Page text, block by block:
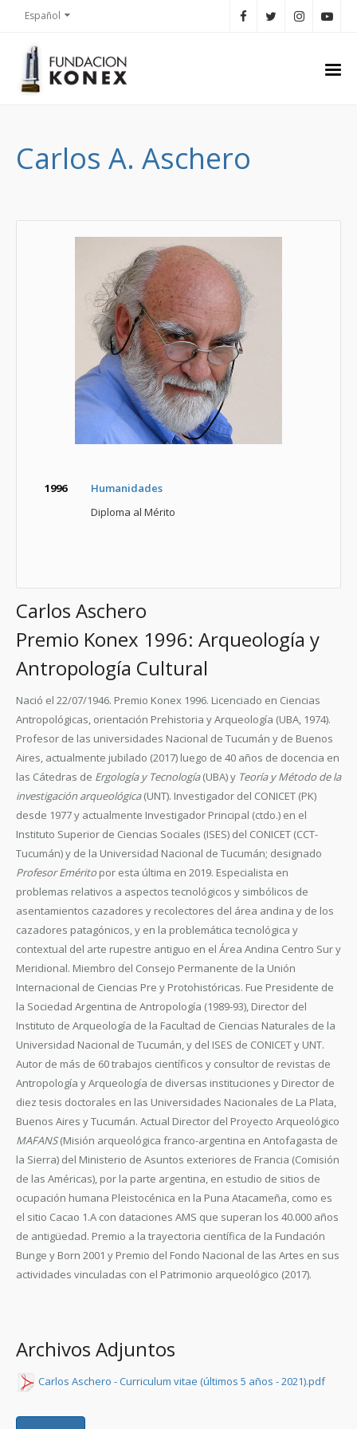
Español
Carlos A. Aschero
1996
Humanidades
Diploma al Mérito
Carlos Aschero
Premio Konex 1996: Arqueología y
Antropología Cultural
Nació el 22/07/1946. Premio Konex 1996. Licenciado en Ciencias
Antropológicas, orientación Prehistoria y Arqueología (UBA, 1974).
Profesor de las universidades Nacional de Tucumán y de Buenos
Aires, actualmente jubilado (2017) luego de 40 años de docencia en
las Cátedras de Ergología y Tecnología(UBA) y Teoría y Método de la
investigación arqueológica(UNT). Investigador del CONICET (PK)
desde 1977 y actualmente Investigador Principal (ctdo.) en el
Instituto Superior de Ciencias Sociales (ISES) del CONICET (CCT-
Tucumán) y de la Universidad Nacional de Tucumán; designado
Profesor Emérito por esta última en 2019. Especialista en
problemas relativos a aspectos tecnológicos y simbólicos de
asentamientos cazadores y recolectores del área andina y de los
cazadores patagónicos, y en la problemática tecnológica y
contextual del arte rupestre antiguo en el Área Andina Centro Sur y
Meridional. Miembro del Consejo Permanente de la Unión
Internacional de Ciencias Pre y Protohistóricas. Fue Presidente de
la Sociedad Argentina de Antropología (1989-93), Director del
Instituto de Arqueología de la Facultad de Ciencias Naturales de la
Universidad Nacional de Tucumán, y del ISES de CONICET y UNT.
Autor de más de 60 trabajos científicos y consultor de revistas de
Antropología y Arqueología de diversas instituciones y Director de
diez tesis doctorales en las Universidades Nacionales de La Plata,
Buenos Aires y Tucumán. Actual Director del Proyecto Arqueológico
MAFANS(Misión arqueológica franco-argentina en Antofagasta de
la Sierra) del Ministerio de Asuntos exteriores de Francia (Comisión
de las Américas), por la parte argentina, en estudio de sitios de
ocupación humana Pleistocénica en la Puna Atacameña, como es
el sitio Cacao 1.A con dataciones AMS que superan los 40.000 años
de antigüedad. Premio a la trayectoria científica de la Fundación
Bunge y Born 2001 y Premio del Fondo Nacional de las Artes en sus
actividades vinculadas con el Patrimonio arqueológico (2017).
Archivos Adjuntos
Carlos Aschero - Curriculum vitae (últimos 5 años - 2021).pdf